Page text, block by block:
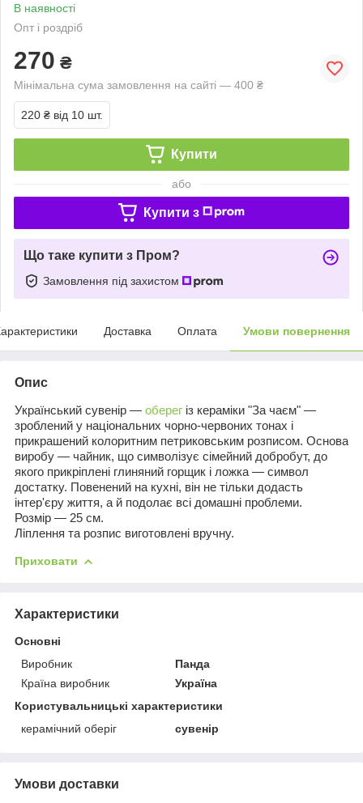
В наявності
Опт і роздріб
270 ₴
Мінімальна сума замовлення на сайті — 400 ₴
220 ₴ від 10 шт.
Купити
або
Купити з
Що таке купити з Пром?
Замовлення під захистом
Доставка Оплата Умови повернення
Опис
Український сувенір — оберег із кераміки "За чаєм" —
зроблений у національних чорно-червоних тонах і
прикрашений колоритним петриковським розписом. Основа
виробу — чайник, що символізує сімейний добробут, до
якого прикріплені глиняний горщик і ложка — символ
достатку. Повенений на кухні, він не тільки додасть
інтер'єру життя, а й подолає всі домашні проблеми.
Розмір — 25 см.
Ліплення та розпис виготовлені вручну.
Приховати
Характеристики
Основні
Виробник
Панда
Країна виробник
Україна
Користувальницькі характеристики
керамічний оберіг
сувенір
Умови доставки